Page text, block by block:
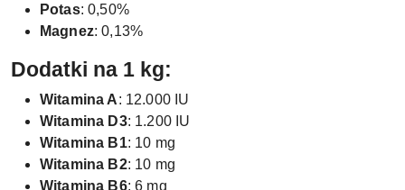
Potas: 0,50%
Magnez: 0,13%
Dodatki na 1 kg:
Witamina A: 12.000 IU
Witamina D3: 1.200 IU
Witamina B1: 10 mg
Witamina B2: 10 mg
Witamina B6: 6 mg